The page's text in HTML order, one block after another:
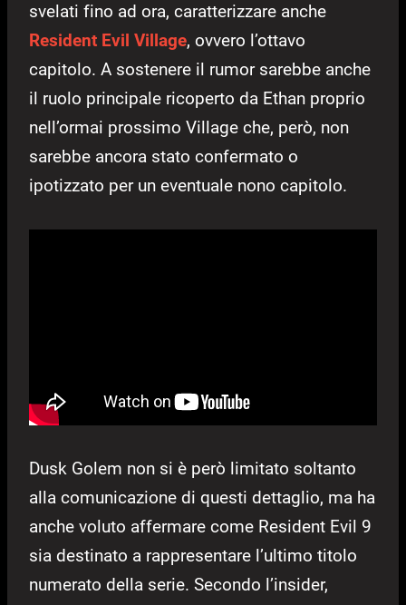
svelati fino ad ora, caratterizzare anche
Resident Evil Village, ovvero l’ottavo
capitolo. A sostenere il rumor sarebbe anche
il ruolo principale ricoperto da Ethan proprio
nell’ormai prossimo Village che, però, non
sarebbe ancora stato confermato o
ipotizzato per un eventuale nono capitolo.
Dusk Golem non si è però limitato soltanto
alla comunicazione di questi dettaglio, ma ha
anche voluto affermare come Resident Evil 9
sia destinato a rappresentare l’ultimo titolo
numerato della serie. Secondo l’insider,